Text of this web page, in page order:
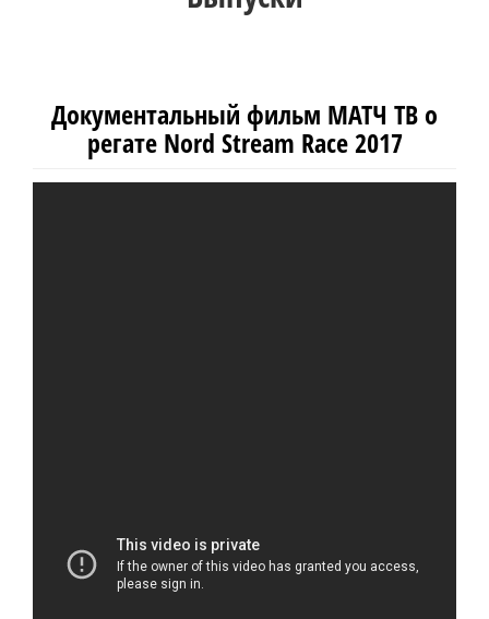
Документальный фильм МАТЧ ТВ о
регате Nord Stream Race 2017